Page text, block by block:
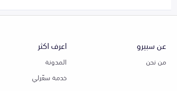
عن سبيرو
من نحن
اعرف اكثر
المدونة
خدمة سعّرلي